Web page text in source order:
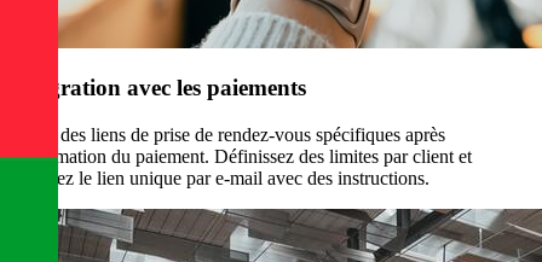
Intégration avec les paiements
Gérez des liens de prise de rendez-vous spécifiques après
confirmation du paiement. Définissez des limites par client et
envoyez le lien unique par e-mail avec des instructions.